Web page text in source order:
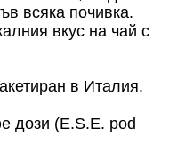
всяка почивка.
вкус на чай с
в Италия.
дози (E.S.E. pod